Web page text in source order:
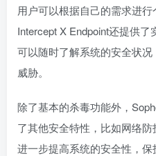
用户可以根据自己的需求进
Intercept X Endpoint还提供
可以随时了解系统的安全状
威胁。
除了基本的杀毒功能外，
了其他安全特性，比如网络
进一步提高系统的安全性，